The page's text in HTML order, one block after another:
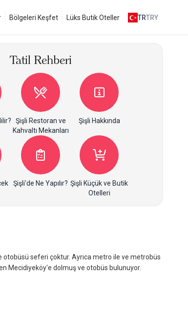
Bölgeleri Keşfet Lüks Butik Oteller TRTRY
Tatil Rehberi
Şişli Restoran ve
Kahvaltı Mekanları
Şişli Hakkında
Şişli'de Ne Yapılır? Şişli Küçük ve Butik
Otelleri
otobüsü seferi çoktur. Ayrıca metro ile ve metrobüs
Mecidiyeköy'e dolmuş ve otobüs bulunuyor.